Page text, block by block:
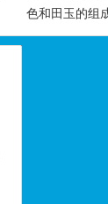
色和田玉的组